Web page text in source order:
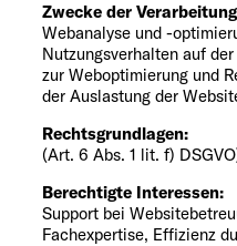
Zwecke der
Webanalyse und -
Nutzungsverhalten auf
zur Weboptimierung und
der Auslastung der
Rechtsgrundlagen:
(Art. 6 Abs. 1 lit. f)
Berechtigte
Support bei
Fachexpertise, Effizienz